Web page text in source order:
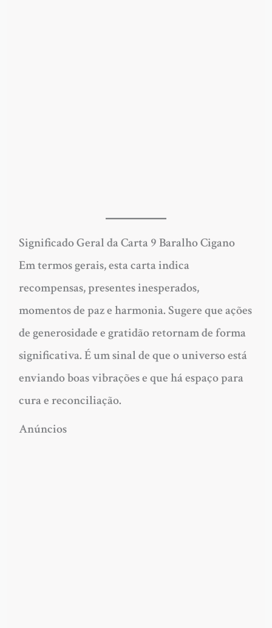
Significado Geral da Carta 9 Baralho Cigano
Em termos gerais, esta carta indica
recompensas, presentes inesperados,
momentos de paz e harmonia. Sugere que ações
de generosidade e gratidão retornam de forma
significativa. É um sinal de que o universo está
enviando boas vibrações e que há espaço para
cura e reconciliação.
Anúncios